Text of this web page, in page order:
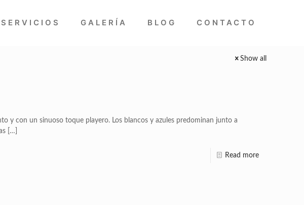
SERVICIOS GALERÍA BLOG CONTACTO
Show all
y con un sinuoso toque playero. Los blancos y azules predominan junto a
[…]
Read more